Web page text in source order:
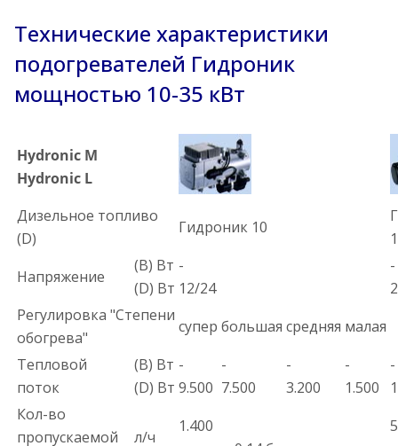
Технические характеристики
подогревателей Гидроник
мощностью 10-35 кВт
Hydronic M
Hydronic L
Дизельное топливо
(D)
Гидроник 10
Напряжение
(B) Вт
(D) Вт
-
12/24
-
Регулировка "Степени
обогрева"
супер большая средняя малая
Тепловой
поток
(B) Вт
(D) Вт
-
9.500
-
7.500
-
3.200
-
1.500
-
Кол-во
пропускаемой
л/ч
1.400